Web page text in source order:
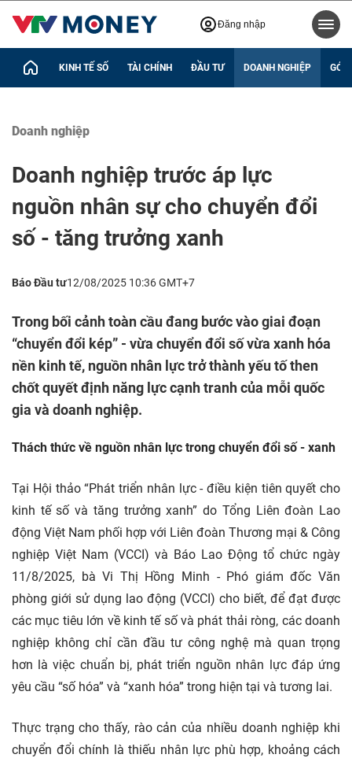
Đăng nhập
KINH TẾ SỐ TÀI CHÍNH ĐẦU TƯ DOANH NGHIỆP GÓC
Doanh nghiệp
Doanh nghiệp trước áp lực
nguồn nhân sự cho chuyển đổi
số - tăng trưởng xanh
Báo Đầu tư12/08/2025 10:36 GMT+7
Trong bối cảnh toàn cầu đang bước vào giai đoạn
“chuyển đổi kép” - vừa chuyển đổi số vừa xanh hóa
nền kinh tế, nguồn nhân lực trở thành yếu tố then
chốt quyết định năng lực cạnh tranh của mỗi quốc
gia và doanh nghiệp.
Thách thức về nguồn nhân lực trong chuyển đổi số - xanh
Tại Hội thảo “Phát triển nhân lực - điều kiện tiên quyết cho
kinh tế số và tăng trưởng xanh” do Tổng Liên đoàn Lao
động Việt Nam phối hợp với Liên đoàn Thương mại & Công
nghiệp Việt Nam (VCCI) và Báo Lao Động tổ chức ngày
11/8/2025, bà Vi Thị Hồng Minh - Phó giám đốc Văn
phòng giới sử dụng lao động (VCCI) cho biết, để đạt được
các mục tiêu lớn về kinh tế số và phát thải ròng, các doanh
nghiệp không chỉ cần đầu tư công nghệ mà quan trọng
hơn là việc chuẩn bị, phát triển nguồn nhân lực đáp ứng
yêu cầu “số hóa” và “xanh hóa” trong hiện tại và tương lai.
Thực trạng cho thấy, rào cản của nhiều doanh nghiệp khi
chuyển đổi chính là thiếu nhân lực phù hợp, khoảng cách